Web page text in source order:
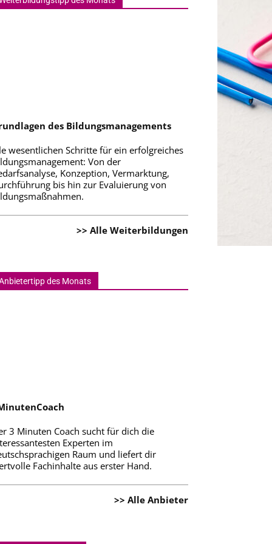
des Bildungsmanagements
wesentlichen Schritte für ein erfolgreiches
Von der
Konzeption, Vermarktung,
bis hin zur Evaluierung von
>> Alle Weiterbildungen
des Monats
3 Minuten Coach sucht für dich die
Experten im
Raum und liefert dir
Fachinhalte aus erster Hand.
>> Alle Anbieter